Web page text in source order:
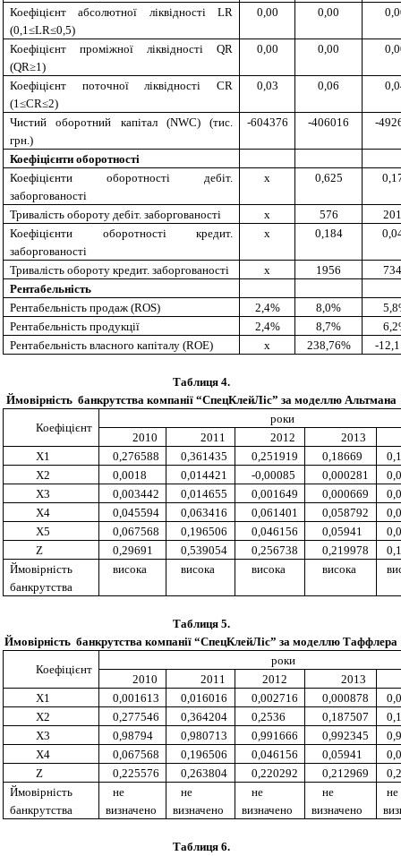
Коефіцієнт абсолютної ліквідності LR
(0,1≤LR≤0,5)
0,00 0,00
Коефіцієнт проміжної ліквідності QR
(QR≥1)
0,00 0,00
Коефіцієнт поточної ліквідності СR
(1≤СR≤2)
0,03 0,06
Чистий оборотний капітал (NWC) (тис.
грн.)
-604376 -406016 -
Коефіцієнти оборотності
Коефіцієнти оборотності дебіт.
заборгованості
х 0,625
Тривалість обороту дебіт. заборгованості х 576
Коефіцієнти оборотності кредит.
заборгованості
х 0,184
Тривалість обороту кредит. заборгованості х 1956
Рентабельність
Рентабельність продаж (ROS)
2,4% 8,0%
Рентабельність продукції
2,4% 8,7%
Рентабельність власного капіталу (ROE)
х 238,76% -
Таблиця 4.
Ймовірність банкрутства компанії “СпецКлейЛіс” за моделлюАльтмана
Коефіцієнт
роки
2010 2011 201 2 201 3
X1
0,276588 0,361435 0,251919 0,18669
X2
0,0018 0,014421 -0,00085 0,000281
X3
0,003442 0,014655 0,001649 0,000669
X4
0,045594 0,063416 0,061401 0,058792
X5
0,067568 0,196506 0,046156 0,05941
Z
0,29691 0,539054 0,256738 0,219978
Ймовірність
банкрутства
висока висока висока висока ви
Таблиця 5.
Ймовірність банкрутства компанії “СпецКлейЛіс” за моделлю Таффлера
Коефіцієнт
роки
2010 2011 201 2 201 3
X1
0,001613 0,016016 0,002716 0,000878
X2
0,277546 0,364204 0,2536 0,187507
X3
0,98794 0,980713 0,991666 0,992345
X4
0,067568 0,196506 0,046156 0,05941
Z
0,225576 0,263804 0,220292 0,212969
Ймовірність
банкрутства
не
визначено
не
визначено
не
визначено
не
визначено
не
Таблиця 6.